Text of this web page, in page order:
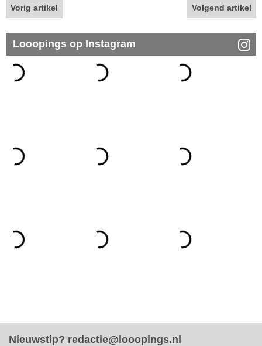
Vorig artikel Volgend artikel
Looopings op Instagram
Nieuwstip? redactie@looopings.nl